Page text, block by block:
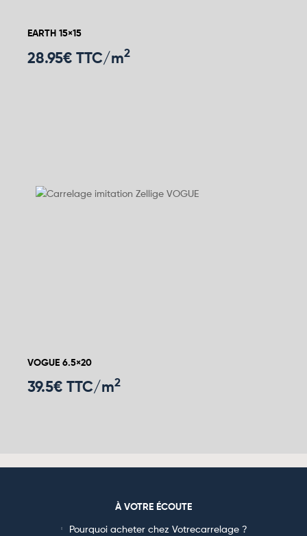
EARTH 15×15
28.95€ TTC/m2
VOGUE 6.5×20
39.5€ TTC/m2
À VOTRE ÉCOUTE
Pourquoi acheter chez Votrecarrelage ?